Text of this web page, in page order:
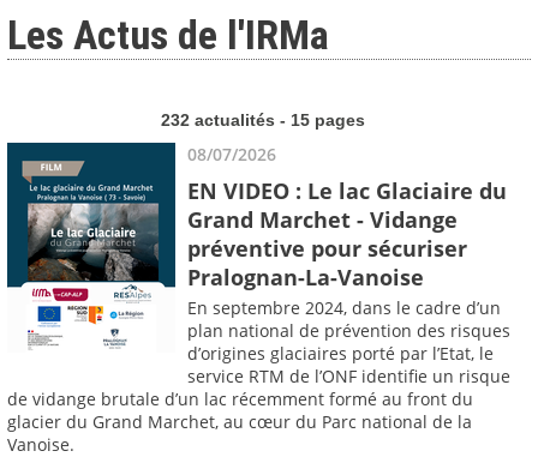
Les Actus de l'IRMa
232 actualités - 15 pages
08/07/2026
EN VIDEO : Le lac Glaciaire du
Grand Marchet - Vidange
préventive pour sécuriser
Pralognan-La-Vanoise
En septembre 2024, dans le cadre d’un
plan national de prévention des risques
d’origines glaciaires porté par l’Etat, le
service RTM de l’ONF identifie un risque
de vidange brutale d’un lac récemment formé au front du
glacier du Grand Marchet, au cœur du Parc national de la
Vanoise.